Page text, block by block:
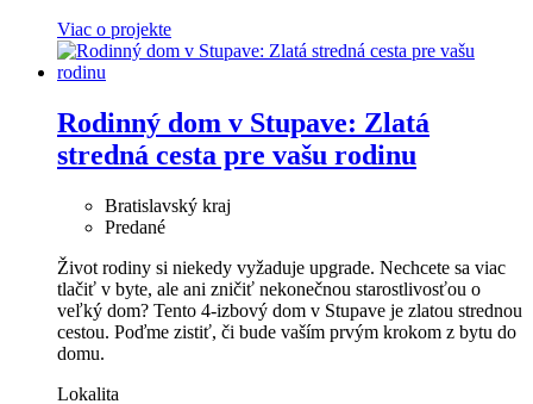
Viac o projekte
Rodinný dom v Stupave: Zlatá
stredná cesta pre vašu rodinu
Bratislavský kraj
Predané
Život rodiny si niekedy vyžaduje upgrade. Nechcete sa viac
tlačiť v byte, ale ani zničiť nekonečnou starostlivosťou o
veľký dom? Tento 4-izbový dom v Stupave je zlatou strednou
cestou. Poďme zistiť, či bude vaším prvým krokom z bytu do
domu.
Lokalita